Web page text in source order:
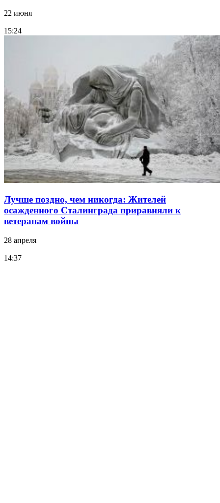
22 июня
15:24
Лучше поздно, чем никогда: Жителей
осажденного Сталинграда приравняли к
ветеранам войны
28 апреля
14:37